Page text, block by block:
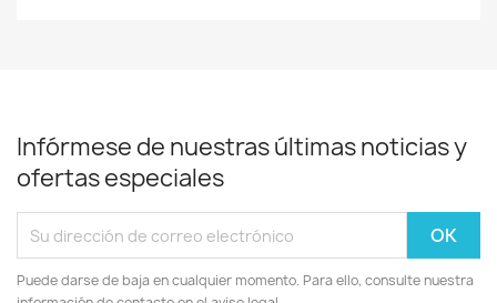
Infórmese de nuestras últimas noticias y
ofertas especiales
Puede darse de baja en cualquier momento. Para ello, consulte nuestra